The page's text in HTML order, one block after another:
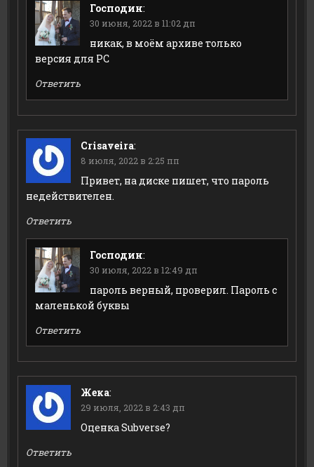
Господин:
30 июня, 2022 в 11:02 дп
никак, в моём архиве только
версия для PC
Ответить
Crisaveira:
8 июля, 2022 в 2:25 пп
Привет, на диске пишет, что пароль
недействителен.
Ответить
Господин:
30 июля, 2022 в 12:49 дп
пароль верный, проверил. Пароль с
маленькой буквы
Ответить
Жека:
29 июля, 2022 в 2:43 дп
Оценка Subverse?
Ответить